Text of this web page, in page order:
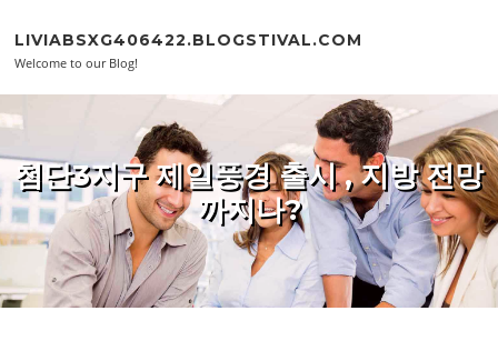
LIVIABSXG406422.BLOGSTIVAL.COM
Welcome to our Blog!
첨단3지구 제일풍경 출시 , 지방 전망
까지나?